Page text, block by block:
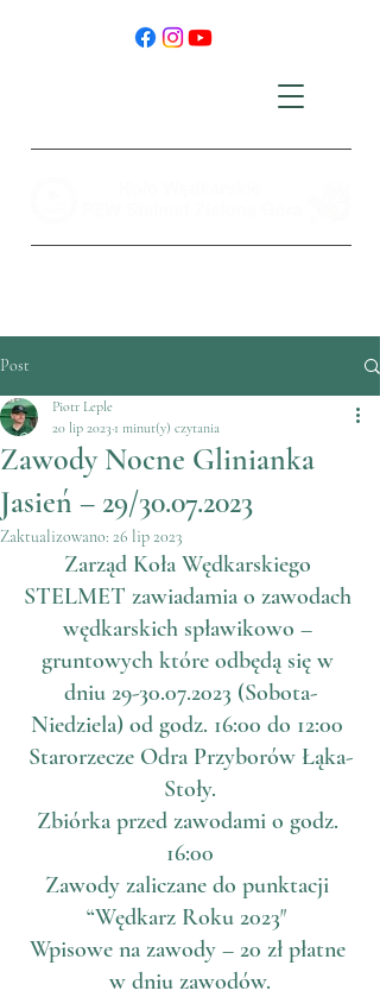
Post
Zawody Nocne Glinianka
Jasień – 29/30.07.2023
Piotr Leple
20 lip 2023 1 minut(y) czytania
Zaktualizowano: 26 lip 2023
Zarząd Koła Wędkarskiego
STELMET zawiadamia o zawodach
wędkarskich spławikowo –
gruntowych które odbędą się w
dniu 29-30.07.2023 (Sobota-
Niedziela) od godz. 16:00 do 12:00
Starorzecze Odra Przyborów Łąka-
Stoły.
Zbiórka przed zawodami o godz.
16:00
Zawody zaliczane do punktacji
“Wędkarz Roku 2023″
Wpisowe na zawody – 20 zł płatne
w dniu zawodów.